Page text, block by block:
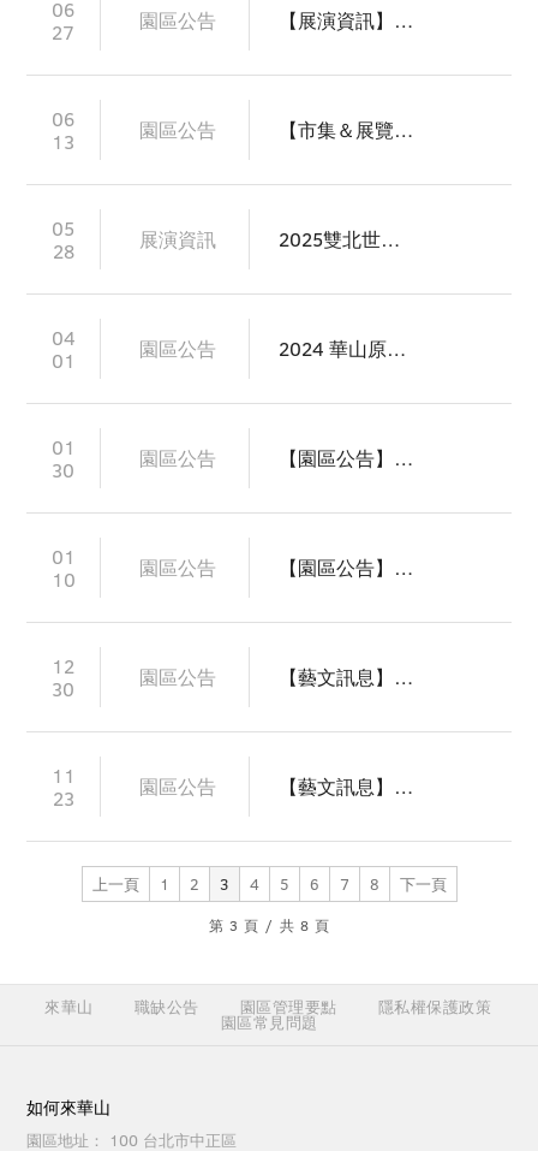
06
27
園區公告 【展演資訊】2024年7-8月假日街頭表演節目公告
06
13
園區公告 【市集＆展覽】2024 華山原創町 耍廢計畫Lazy Plan 慵懶登場
05
28
展演資訊 2025雙北世界壯年運動會World Masters Games 2025 Taipei & New Taipei City
04
01
園區公告 2024 華山原創町【耍廢計畫Lazy Plan 】市集＆展覽 徵件中
01
30
園區公告 【園區公告】2024春節園區商家營業時間一覽表
01
10
園區公告 【園區公告】2024年1/10(三)23時-1/11(四)08時 停電通知
12
30
園區公告 【藝文訊息】2024下半年表演藝術團隊優先申請藝文場館作業
11
23
園區公告 【藝文訊息】2024華山親子表藝節演出團隊甄選公告
上一頁 1 2 3 4 5 6 7 8 下一頁
第 3 頁 / 共 8 頁
來華山 職缺公告 園區管理要點 隱私權保護政策
園區常見問題
如何來華山
園區地址： 100 台北市中正區